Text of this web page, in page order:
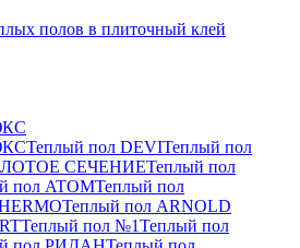
полов в плиточный клей
Теплый пол DEVIТеплый пол
СЕЧЕНИЕТеплый пол
пол ATOMТеплый пол
Теплый пол ARNOLD
Теплый пол №1Теплый пол